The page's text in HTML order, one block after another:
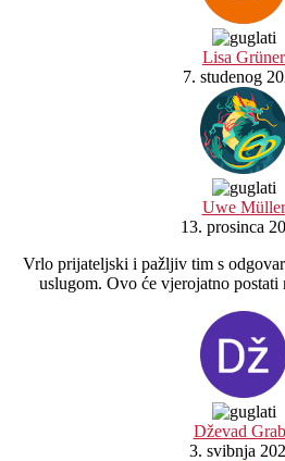
Lisa Grüner
7. studenog
Uwe Müller
13. prosinca
Vrlo prijateljski i pažljiv tim s
uslugom. Ovo će vjerojatno postati
Dževad
3. svibnja